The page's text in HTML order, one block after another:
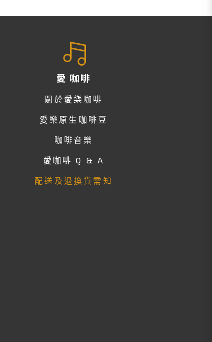
愛 咖啡
關於愛樂咖啡
愛樂原生咖啡豆
咖啡音樂
愛咖啡 Q & A
配送及退換貨需知